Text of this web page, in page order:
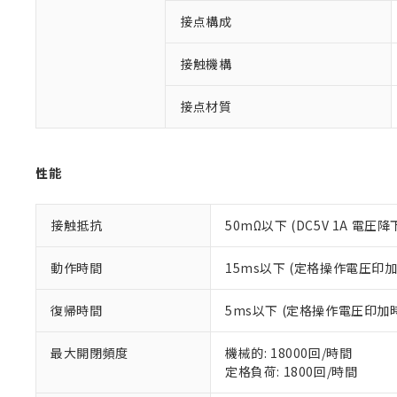
接点構成
接触機構
接点材質
性能
接触抵抗 50mΩ以下 (DC5V 1A 電圧降
動作時間 15ms以下 (定格操作電圧印
復帰時間 5ms以下 (定格操作電圧印加
最大開閉頻度
機械的: 18000回/時間
定格負荷: 1800回/時間
以下の条件をお
本サービス
くものです。
い。
正式な納期
当社販売員
オムロン制御
す。
マイパーツ
お客様が当
が、当社の
対応予定なし：
調査・確認中：
非該当品：ライ
仕入先様の事情
*EU RoHS指令（10物質
鉛(Pb) 1000ppm以下、
※2 対応予定月
部品在庫の切り替
※3 非含有証明
※1 中国
「○」：最大均質
「×」：最大均質
「－」：未確認で
DBP(フタル酸ジブチル
DEHP(フタル酸ビス(2-
※2 環境保護使
「ｅ」：有害物質
味します。
「－」：未確認で
当社は、こ
当社は貴社
置等に一切使
当社は、貴
また当社は
たしません。
○ 一定数
△ 一定数
－
在庫な
機器販売
空
白
受注生